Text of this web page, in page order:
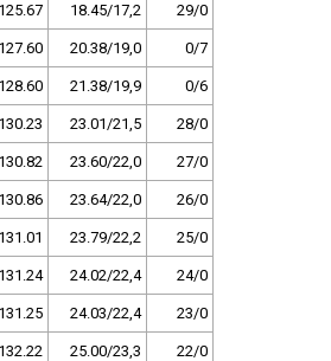
125.67 18.45/17,2 29/0
127.60 20.38/19,0 0/7
128.60 21.38/19,9 0/6
130.23 23.01/21,5 28/0
130.82 23.60/22,0 27/0
130.86 23.64/22,0 26/0
131.01 23.79/22,2 25/0
131.24 24.02/22,4 24/0
131.25 24.03/22,4 23/0
132.22 25.00/23,3 22/0